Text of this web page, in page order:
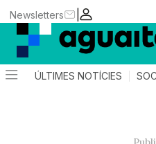
|
Newsletters
ÚLTIMES NOTÍCIES